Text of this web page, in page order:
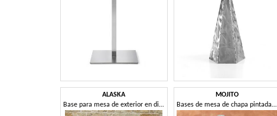
ALASKA
Base para mesa de exterior en diferentes medidas y alturas
MOJITO
Bases de mesa de chapa pintada, también para exterior